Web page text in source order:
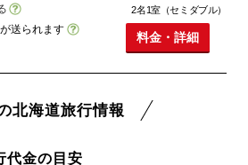
送られます
2名1室（セミダブル）
料金・詳細
北海道旅行情報
代金の目安